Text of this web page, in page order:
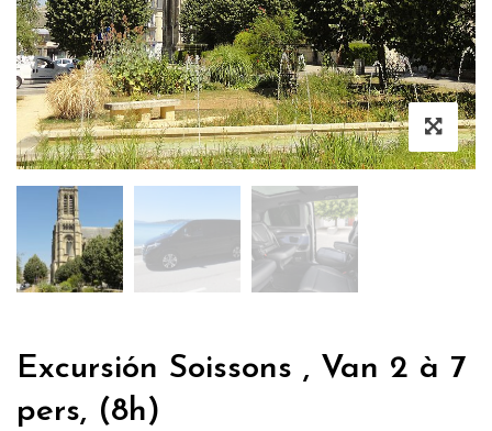
Excursión Soissons , Van 2 à 7
pers, (8h)